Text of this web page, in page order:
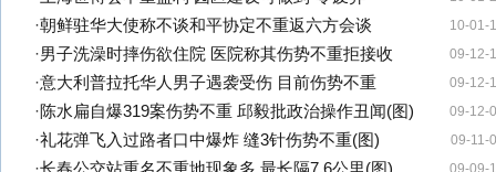
10-01-
·朝鲜驻华大使称不谈和平协定不重返六方会谈
09-12-
·男子洗澡时摔伤欲住院 医院称其伤势不重拒接收
09-12-
·意大利普拉托华人男子遇袭受伤 目前伤势不重
09-12-
·陈水扁自爆319案伤势不重 邱毅批政治操作丑闻(图)
09-11-
·礼花弹飞入过路者口中爆炸 缝3针伤势不重(图)
09-09-